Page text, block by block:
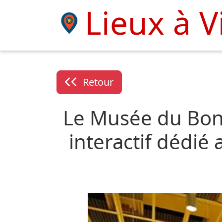
Lieux à
Retour
Le Musée du
interactif dédié